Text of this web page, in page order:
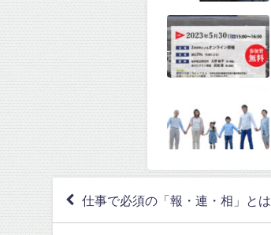
仕事で必須の「報・連・相」とは